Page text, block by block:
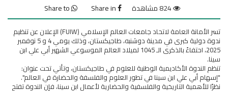
824 مشاهدة
تسر الأمانة العامة لاتحاد جامعات العالم الإسلامي (FUIW) الإعلان عن تنظيم
ندوة دولية كبرى في مدينة دوشنبه، طاجيكستان، وذلك يومي 4 و 5 نوفمبر
2025، احتفاءً بالذكرى الـ 1045 لميلاد العالم الموسوعي الشهير أبي علي ابن
سينا.
تنظم الندوة الأكاديمية الوطنية للعلوم في طاجيكستان، وتأتي تحت عنوان:
"إسهام أبي علي ابن سينا في تطور العلوم والفلسفة والحضارة في العالم".
نظرًا للأهمية التاريخية والفلسفية والحضارية لأعمال ابن سينا، فإن الندوة تفتح